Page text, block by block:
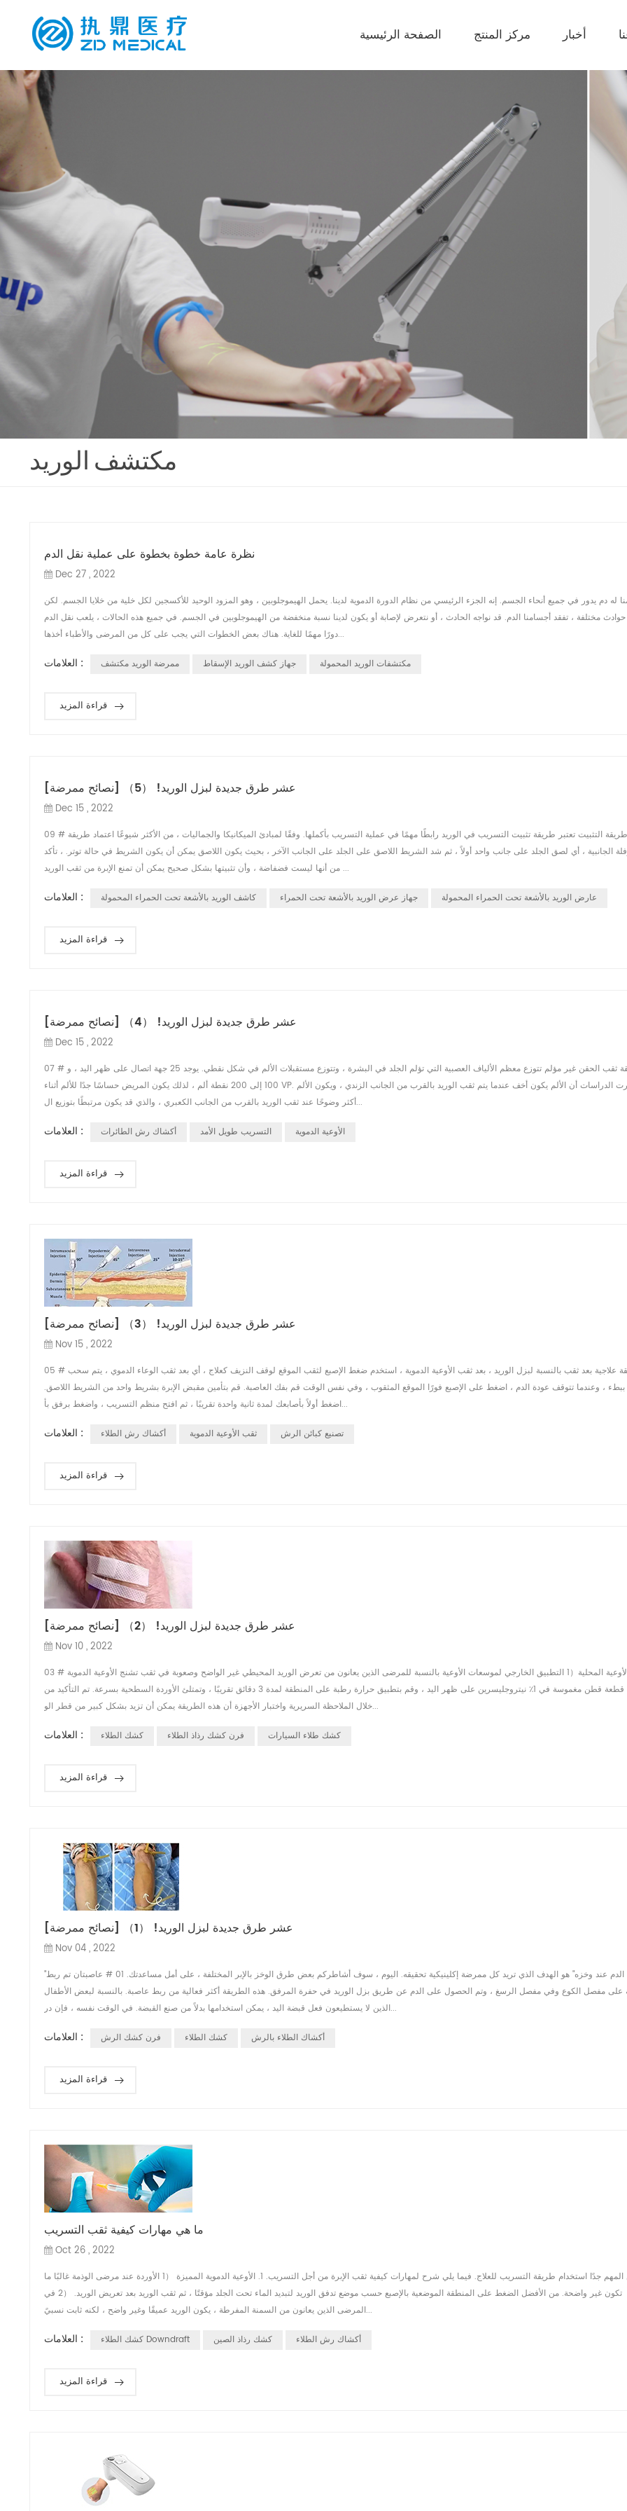
الصفحة الرئيسية مركز المنتج أخبار
مكتشف الوريد
نظرة عامة خطوة بخطوة على عملية نقل الدم
Dec 27 , 2022
له دم يدور في جميع أنحاء الجسم. إنه الجزء الرئيسي من نظام الدورة الدموية لدينا. يحمل الهيموجلوبين ، وهو المزود الوحيد للأكسجين لكل خلية من خلايا الجسم. لكن
مختلفة ، تفقد أجسامنا الدم. قد نواجه الحادث ، أو نتعرض لإصابة أو يكون لدينا نسبة منخفضة من الهيموجلوبين في الجسم. في جميع هذه الحالات ، يلعب نقل الدم
دورًا مهمًا للغاية. هناك بعض الخطوات التي يجب على كل من المرضى والأطباء أخذها...
العلامات : ممرضة الوريد مكتشف جهاز كشف الوريد الإسقاط مكتشفات الوريد المحمولة
قراءة المزيد
[نصائح ممرضة] عشر طرق جديدة لبزل الوريد! （5）
Dec 15 , 2022
09 # طريقة التثبيت تعتبر طريقة تثبيت التسريب في الوريد رابطًا مهمًا في عملية التسريب بأكملها. وفقًا لمبادئ الميكانيكا والجماليات ، من الأكثر شيوعًا اعتماد طريقة
الجانبية ، أي لصق الجلد على جانب واحد أولاً ، ثم شد الشريط اللاصق على الجلد على الجانب الآخر ، بحيث يكون اللاصق يمكن أن يكون الشريط في حالة توتر. ، تأكد
من أنها ليست فضفاضة ، وأن تثبيتها بشكل صحيح يمكن أن تمنع الإبرة من ثقب الوريد ...
العلامات : كاشف الوريد بالأشعة تحت الحمراء المحمولة جهاز عرض الوريد بالأشعة تحت الحمراء عارض الوريد بالأشعة تحت الحمراء المحمولة
قراءة المزيد
[نصائح ممرضة] عشر طرق جديدة لبزل الوريد! （4）
Dec 15 , 2022
07 # طريقة ثقب الحقن غير مؤلم تتوزع معظم الألياف العصبية التي تؤلم الجلد في البشرة ، وتتوزع مستقبلات الألم في شكل نقطي. يوجد 25 جهة اتصال على ظهر اليد ، و
100 إلى 200 نقطة ألم ، لذلك يكون المريض حساسًا جدًا للألم أثناء VP. أظهرت الدراسات أن الألم يكون أخف عندما يتم ثقب الوريد بالقرب من الجانب الزندي ، ويكون الألم
أكثر وضوحًا عند ثقب الوريد بالقرب من الجانب الكعبري ، والذي قد يكون مرتبطًا بتوزيع ال...
العلامات : أكشاك رش الطائرات التسريب طويل الأمد الأوعية الدموية
قراءة المزيد
[نصائح ممرضة] عشر طرق جديدة لبزل الوريد! （3）
Nov 15 , 2022
05 # طريقة علاجية بعد ثقب بالنسبة لبزل الوريد ، بعد ثقب الأوعية الدموية ، استخدم ضغط الإصبع لثقب الموقع لوقف النزيف كعلاج ، أي بعد ثقب الوعاء الدموي ، يتم سحب
ببطء ، وعندما تتوقف عودة الدم ، اضغط على الإصبع فورًا الموقع المثقوب ، وفي نفس الوقت قم بفك العاصبة. قم بتأمين مقبض الإبرة بشريط واحد من الشريط اللاصق.
اضغط أولاً بأصابعك لمدة ثانية واحدة تقريبًا ، ثم افتح منظم التسريب ، واضغط برفق بأ...
العلامات : أكشاك رش الطلاء ثقب الأوعية الدموية تصنيع كبائن الرش
قراءة المزيد
[نصائح ممرضة] عشر طرق جديدة لبزل الوريد! （2）
Nov 10 , 2022
03 # توسع الأوعية المحلية（1 التطبيق الخارجي لموسعات الأوعية بالنسبة للمرضى الذين يعانون من تعرض الوريد المحيطي غير الواضح وصعوبة في ثقب تشنج الأوعية الدموية
، ضع قطعة قطن مغموسة في 1٪ نيتروجليسرين على ظهر اليد ، وقم بتطبيق حرارة رطبة على المنطقة لمدة 3 دقائق تقريبًا ، وتمتلئ الأوردة السطحية بسرعة. تم التأكيد من
خلال الملاحظة السريرية واختبار الأجهزة أن هذه الطريقة يمكن أن تزيد بشكل كبير من قطر الو...
العلامات : كشك الطلاء فرن كشك رذاذ الطلاء كشك طلاء السيارات
قراءة المزيد
[نصائح ممرضة] عشر طرق جديدة لبزل الوريد! （1）
Nov 04 , 2022
"رؤية الدم عند وخزه" هو الهدف الذي تريد كل ممرضة إكلينيكية تحقيقه. اليوم ، سوف أشاطركم بعض طرق الوخز بالإبر المختلفة ، على أمل مساعدتك. 01 # عاصبتان تم ربط
على مفصل الكوع وفي مفصل الرسغ ، وتم الحصول على الدم عن طريق بزل الوريد في حفرة المرفق. هذه الطريقة أكثر فعالية من ربط عاصبة. بالنسبة لبعض الأطفال
الذين لا يستطيعون فعل قبضة اليد ، يمكن استخدامها بدلاً من صنع القبضة. في الوقت نفسه ، فإن در...
العلامات : فرن كشك الرش كشك الطلاء أكشاك الطلاء بالرش
قراءة المزيد
ما هي مهارات كيفية ثقب التسريب
Oct 26 , 2022
من المهم جدًا استخدام طريقة التسريب للعلاج. فيما يلي شرح لمهارات كيفية ثقب الإبرة من أجل التسريب. 1. الأوعية الدموية المميزة （1 الأوردة عند مرضى الوذمة غالبًا ما
تكون غير واضحة. من الأفضل الضغط على المنطقة الموضعية بالإصبع حسب موضع تدفق الوريد لتبديد الماء تحت الجلد مؤقتًا ، ثم ثقب الوريد بعد تعريض الوريد. （2 في
المرضى الذين يعانون من السمنة المفرطة ، يكون الوريد عميقًا وغير واضح ، لكنه ثابت نسبيً...
العلامات : كشك الطلاء Downdraft كشك رذاذ الصين أكشاك رش الطلاء
قراءة المزيد